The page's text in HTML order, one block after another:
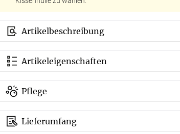
Versandinformation
Reklamation
Widerruf
Artikelbeschreibung
Artikeleigenschaften
Pflege
Lieferumfang